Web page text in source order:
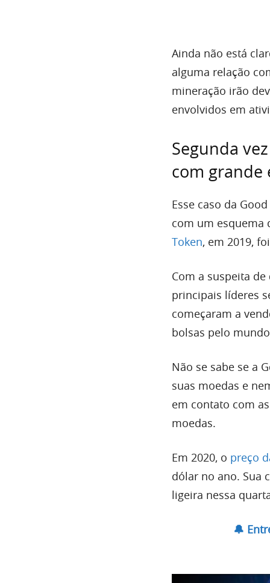
Ainda não está
alguma relação
mineração irão
envolvidos em
Segunda
com grande
Esse caso da
com um esquema
Token, em 2019,
Com a suspeita
principais líderes
começaram a
bolsas pelo
Não se sabe se a
suas moedas e
em contato com
moedas.
Em 2020, o preço
dólar no ano. Sua
ligeira nessa
🔔